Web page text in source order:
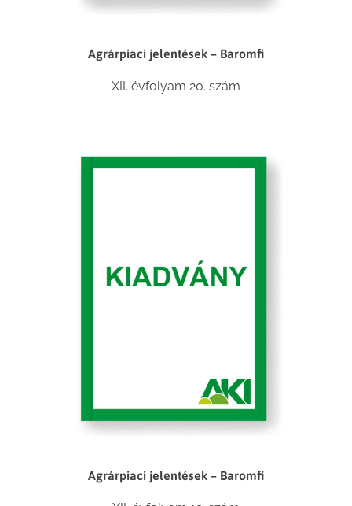
Agrárpiaci jelentések – Baromfi
XII. évfolyam 20. szám
Agrárpiaci jelentések – Baromfi